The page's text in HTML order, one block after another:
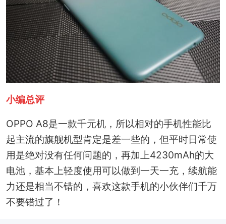
小编总评
OPPO A8是一款千元机，所以相对的手机性能比
起主流的旗舰机型肯定是差一些的，但平时日常使
用是绝对没有任何问题的，再加上4230mAh的大
电池，基本上轻度使用可以做到一天一充，续航能
力还是相当不错的，喜欢这款手机的小伙伴们千万
不要错过了！